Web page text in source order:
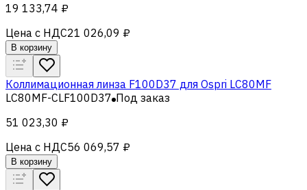
19 133,74 ₽
Цена с НДС21 026,09 ₽
В корзину
Коллимационная линза F100D37 для Ospri LC80MF
LC80MF-CLF100D37 Под заказ
51 023,30 ₽
Цена с НДС56 069,57 ₽
В корзину